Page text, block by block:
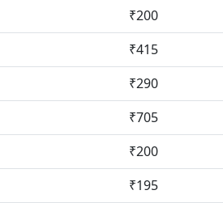
₹200
₹415
₹290
₹705
₹200
₹195